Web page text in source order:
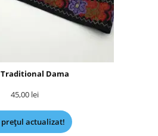
Dama
45,00 lei
prețul actualizat!